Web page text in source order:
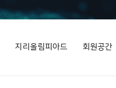
지리올림피아드 회원공간